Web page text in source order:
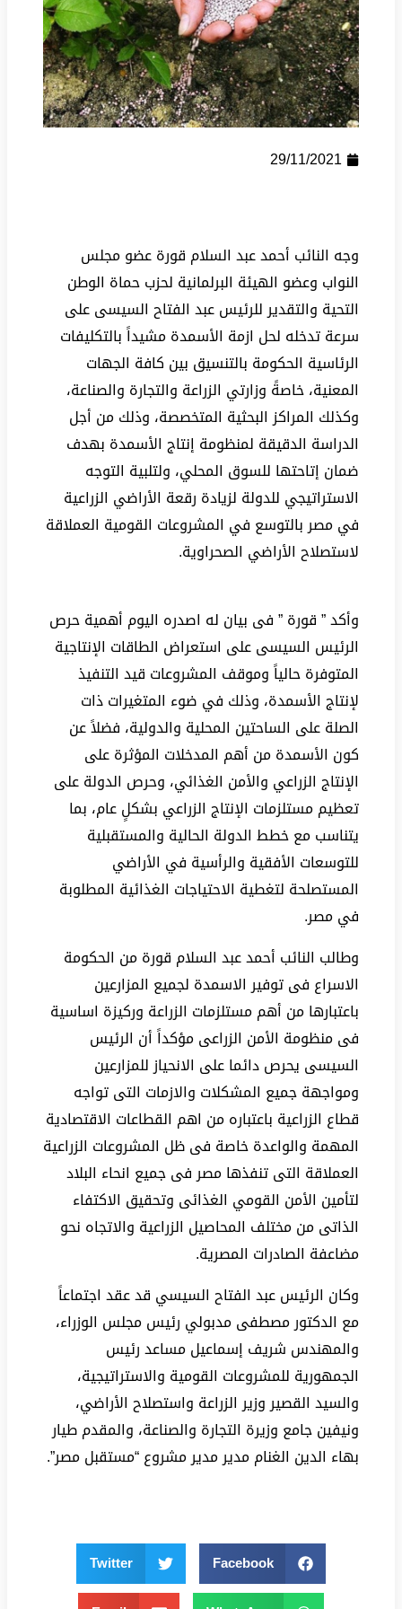
29/11/2021
وجه النائب أحمد عبد السلام قورة عضو مجلس
النواب وعضو الهيئة البرلمانية لحزب حماة الوطن
التحية والتقدير للرئيس عبد الفتاح السيسى على
سرعة تدخله لحل ازمة الأسمدة مشيداً بالتكليفات
الرئاسية الحكومة بالتنسيق بين كافة الجهات
المعنية، خاصةً وزارتي الزراعة والتجارة والصناعة،
وكذلك المراكز البحثية المتخصصة، وذلك من أجل
الدراسة الدقيقة لمنظومة إنتاج الأسمدة بهدف
ضمان إتاحتها للسوق المحلي، ولتلبية التوجه
الاستراتيجي للدولة لزيادة رقعة الأراضي الزراعية
في مصر بالتوسع في المشروعات القومية العملاقة
لاستصلاح الأراضي الصحراوية.
وأكد ” قورة ” فى بيان له اصدره اليوم أهمية حرص
الرئيس السيسى على استعراض الطاقات الإنتاجية
المتوفرة حالياً وموقف المشروعات قيد التنفيذ
لإنتاج الأسمدة، وذلك في ضوء المتغيرات ذات
الصلة على الساحتين المحلية والدولية، فضلاً عن
كون الأسمدة من أهم المدخلات المؤثرة على
الإنتاج الزراعي والأمن الغذائي، وحرص الدولة على
تعظيم مستلزمات الإنتاج الزراعي بشكلٍ عام، بما
يتناسب مع خطط الدولة الحالية والمستقبلية
للتوسعات الأفقية والرأسية في الأراضي
المستصلحة لتغطية الاحتياجات الغذائية المطلوبة
في مصر.
وطالب النائب أحمد عبد السلام قورة من الحكومة
الاسراع فى توفير الاسمدة لجميع المزارعين
باعتبارها من أهم مستلزمات الزراعة وركيزة اساسية
فى منظومة الأمن الزراعى مؤكداً أن الرئيس
السيسى يحرص دائما على الانحياز للمزارعين
ومواجهة جميع المشكلات والازمات التى تواجه
قطاع الزراعية باعتباره من اهم القطاعات الاقتصادية
المهمة والواعدة خاصة فى ظل المشروعات الزراعية
العملاقة التى تنفذها مصر فى جميع انحاء البلاد
لتأمين الأمن القومي الغذائى وتحقيق الاكتفاء
الذاتى من مختلف المحاصيل الزراعية والاتجاه نحو
مضاعفة الصادرات المصرية.
وكان الرئيس عبد الفتاح السيسي قد عقد اجتماعاً
مع الدكتور مصطفى مدبولي رئيس مجلس الوزراء،
والمهندس شريف إسماعيل مساعد رئيس
الجمهورية للمشروعات القومية والاستراتيجية،
والسيد القصير وزير الزراعة واستصلاح الأراضي،
ونيفين جامع وزيرة التجارة والصناعة، والمقدم طيار
بهاء الدين الغنام مدير مدير مشروع “مستقبل مصر”.
Facebook
Twitter